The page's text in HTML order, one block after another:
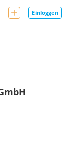
Einloggen